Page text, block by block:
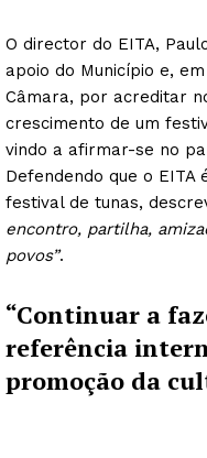
O director do EITA,
apoio do Município e,
Câmara, por acreditar
crescimento de um
vindo a afirmar-se no
Defendendo que o EITA
festival de tunas,
encontro, partilha,
povos”.
“Continuar a
referência
promoção da